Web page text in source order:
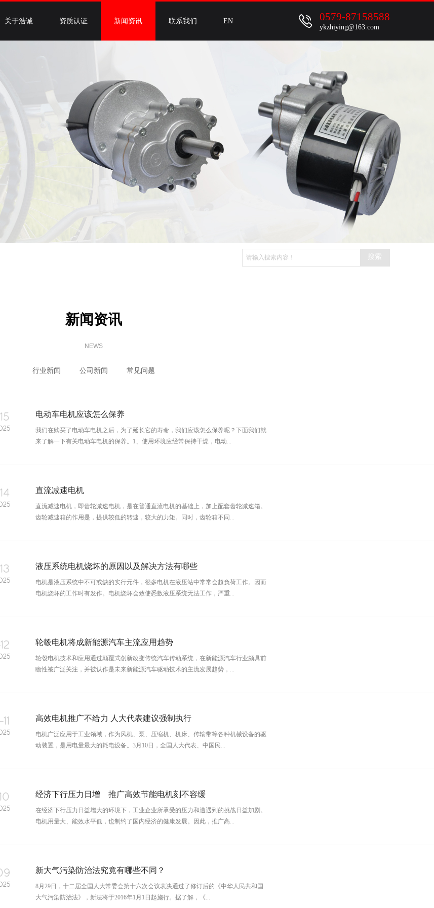
关于浩诚 资质认证 新闻资讯 联系我们 EN 0579-87158588
ykzhiying@163.com
搜索
新闻资讯
NEWS
行业新闻 公司新闻 常见问题
电动车电机应该怎么保养
我们在购买了电动车电机之后，为了延长它的寿命，我们应该怎么保养呢？下面我们就
来了解一下有关电动车电机的保养。1、使用环境应经常保持干燥，电动...
直流减速电机
直流减速电机，即齿轮减速电机，是在普通直流电机的基础上，加上配套齿轮减速箱。
齿轮减速箱的作用是，提供较低的转速，较大的力矩。同时，齿轮箱不同...
液压系统电机烧坏的原因以及解决方法有哪些
电机是液压系统中不可或缺的实行元件，很多电机在液压站中常常会超负荷工作。因而
电机烧坏的工作时有发作。电机烧坏会致使悉数液压系统无法工作，严重...
轮毂电机将成新能源汽车主流应用趋势
轮毂电机技术和应用通过颠覆式创新改变传统汽车传动系统，在新能源汽车行业颇具前
瞻性被广泛关注，并被认作是未来新能源汽车驱动技术的主流发展趋势，...
高效电机推广不给力 人大代表建议强制执行
电机广泛应用于工业领域，作为风机、泵、压缩机、机床、传输带等各种机械设备的驱
动装置，是用电量最大的耗电设备。3月10日，全国人大代表、中国民...
经济下行压力日增 推广高效节能电机刻不容缓
在经济下行压力日益增大的环境下，工业企业所承受的压力和遭遇到的挑战日益加剧。
电机用量大、能效水平低，也制约了国内经济的健康发展。因此，推广高...
新大气污染防治法究竟有哪些不同？
8月29日，十二届全国人大常委会第十六次会议表决通过了修订后的《中华人民共和国
大气污染防治法》，新法将于2016年1月1日起施行。据了解，《...